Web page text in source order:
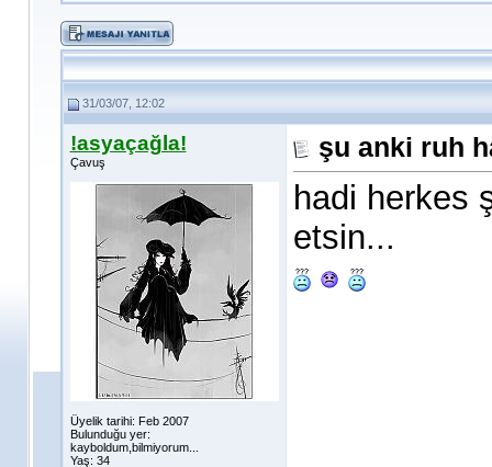
31/03/07, 12:02
!asyaçağla!
Çavuş
Üyelik tarihi: Feb 2007
Bulunduğu yer:
kayboldum,bilmiyorum...
Yaş: 34
şu anki ruh
hadi herkes
etsin...